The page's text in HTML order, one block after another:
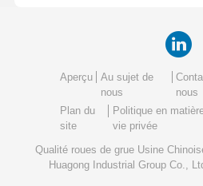
Aperçu
Au sujet de
nous
nous
Plan du
site
Politique en
vie privée
Qualité roues de grueUsine
Huagong Industrial Group Co.,